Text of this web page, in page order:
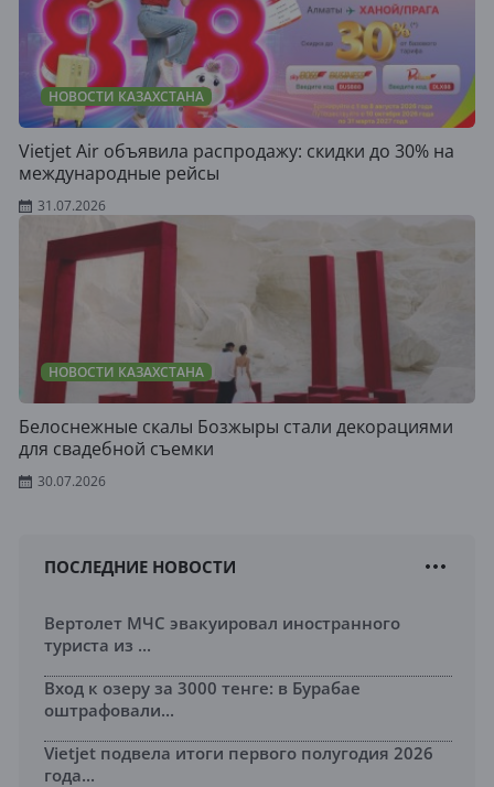
НОВОСТИ КАЗАХСТАНА
Vietjet Air объявила распродажу: скидки до 30% на
международные рейсы
31.07.2026
НОВОСТИ КАЗАХСТАНА
Белоснежные скалы Бозжыры стали декорациями
для свадебной съемки
30.07.2026
ПОСЛЕДНИЕ НОВОСТИ
Вертолет МЧС эвакуировал иностранного
туриста из ...
Вход к озеру за 3000 тенге: в Бурабае
оштрафовали...
Vietjet подвела итоги первого полугодия 2026
года...